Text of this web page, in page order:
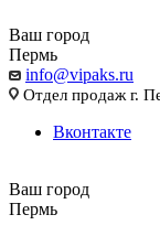
Ваш город
Пермь
info@vipaks.ru
Отдел продаж г.
Вконтакте
Ваш город
Пермь